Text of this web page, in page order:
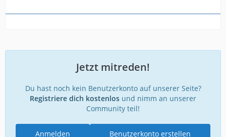
Jetzt mitreden!
Du hast noch kein Benutzerkonto auf unserer Seite?
Registriere dich kostenlos und nimm an unserer
Community teil!
Benutzerkonto erstellen
Anmelden